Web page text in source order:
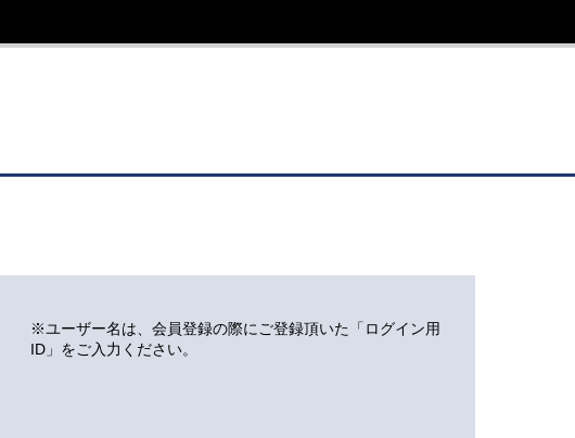
※ユーザー名は、会員登録の際にご登録頂いた「ログイン用
ID」をご入力ください。